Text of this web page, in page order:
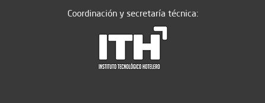
Coordinación y secretaría técnica: